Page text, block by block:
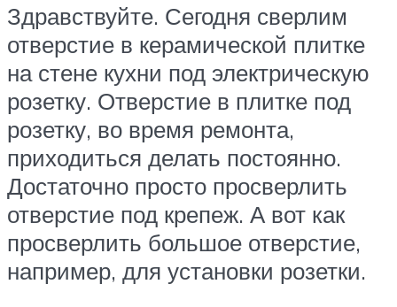
Здравствуйте. Сегодня сверлим
отверстие в керамической плитке
на стене кухни под электрическую
розетку. Отверстие в плитке под
розетку, во время ремонта,
приходиться делать постоянно.
Достаточно просто просверлить
отверстие под крепеж. А вот как
просверлить большое отверстие,
например, для установки розетки.